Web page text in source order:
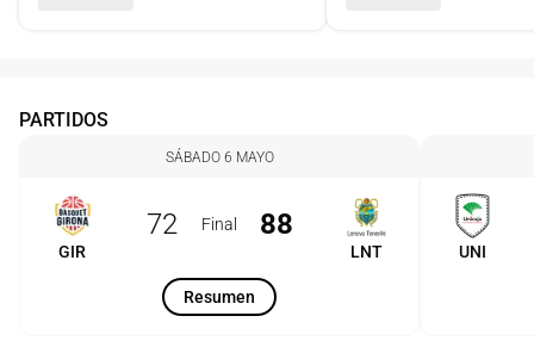
PARTIDOS
SÁBADO 6 MAYO
GIR
72 Final 88
LNT
Resumen
UNI